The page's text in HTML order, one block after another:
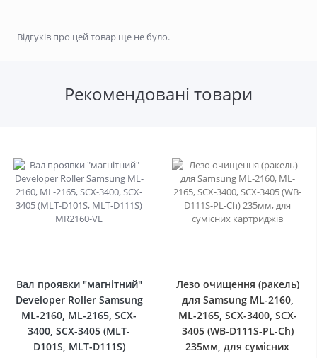
Відгуків про цей товар ще не було.
Рекомендовані товари
Вал проявки "магнітний"
Developer Roller Samsung
ML-2160, ML-2165, SCX-
3400, SCX-3405 (MLT-
D101S, MLT-D111S)
Лезо очищення (ракель)
для Samsung ML-2160,
ML-2165, SCX-3400, SCX-
3405 (WB-D111S-PL-Ch)
235мм, для сумісних